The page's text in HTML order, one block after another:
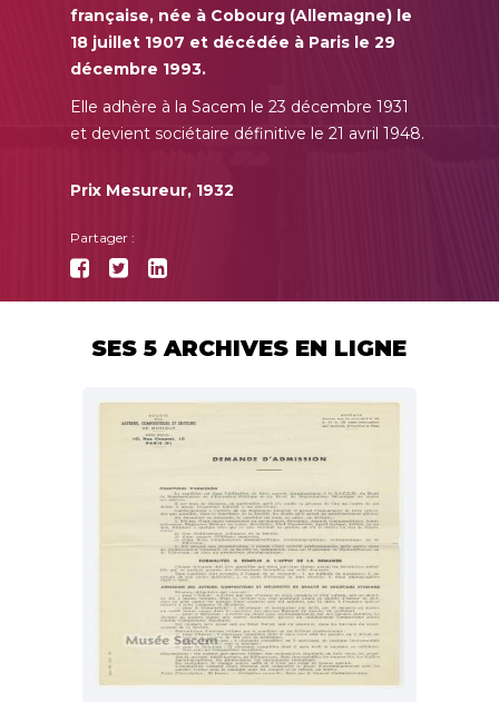
française, née à Cobourg (Allemagne) le
18 juillet 1907 et décédée à Paris le 29
décembre 1993.
Elle adhère à la Sacem le 23 décembre 1931
et devient sociétaire définitive le 21 avril 1948.
Prix Mesureur, 1932
Partager :
SES 5 ARCHIVES EN LIGNE